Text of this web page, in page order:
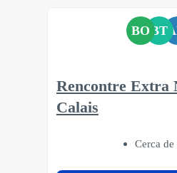
BO BT
Rencontre Extra
Calais
Cerca de